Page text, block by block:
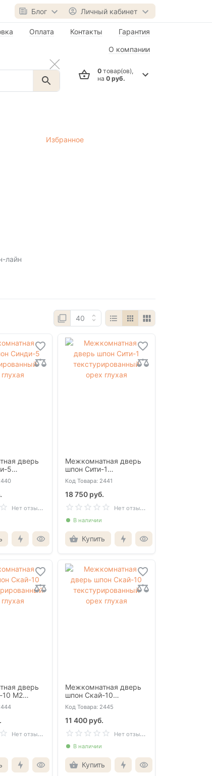
Блог Личный кабинет
Оплата Контакты Гарантия
О компании
0товар(ов),
на 0 руб.
Избранное
лайн
дверь
5
Н
ет отзывов
Межкомнатная дверь
шпон Сити-1
текстурированный
орех глухая
Код Товара: 2441
18 750 руб.
Н
ет отзывов
В наличии
Купить
дверь
10 М2
Н
ет отзывов
Межкомнатная дверь
шпон Скай-10
текстурированный
орех глухая
Код Товара: 2445
11 400 руб.
Н
ет отзывов
В наличии
Купить